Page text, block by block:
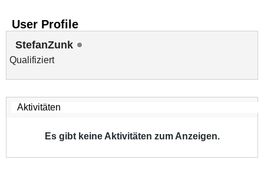
User Profile
StefanZunk
Qualifiziert
Es gibt keine Aktivitäten zum Anzeigen.